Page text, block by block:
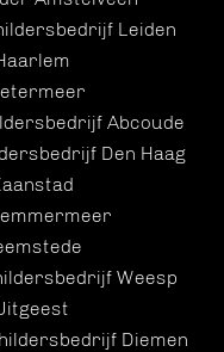
Leiden
Abcoude
Den Haag
Weesp
Diemen